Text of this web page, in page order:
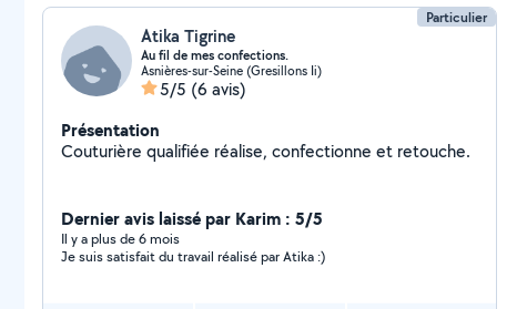
Particulier
Atika Tigrine
Au fil de mes confections.
Asnières-sur-Seine (Gresillons Ii)
5/5 (6 avis)
Présentation
Couturière qualifiée réalise, confectionne et retouche.
Dernier avis laissé par Karim : 5/5
Il y a plus de 6 mois
Je suis satisfait du travail réalisé par Atika :)